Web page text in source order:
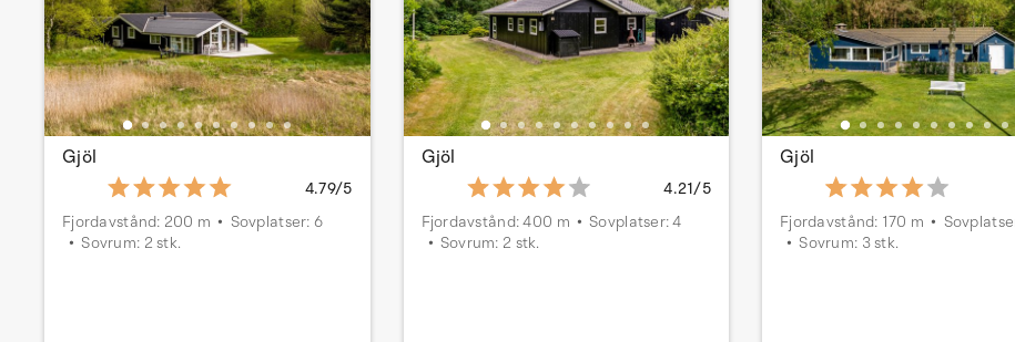
Gjöl
4.79/5
Fjordavstånd: 200 m
Sovplatser: 6
Sovrum: 2 stk.
Gjöl
4.21/5
Fjordavstånd: 400 m
Sovplatser: 4
Sovrum: 2 stk.
Gjöl
Fjordavstånd: 170 m
Sovrum: 3 stk.